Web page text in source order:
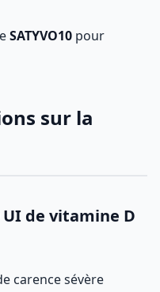
SATYVO10 pour
sur la
de vitamine D
carence sévère